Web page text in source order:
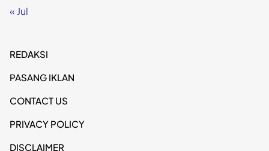
« Jul
REDAKSI
PASANG IKLAN
CONTACT US
PRIVACY POLICY
DISCLAIMER